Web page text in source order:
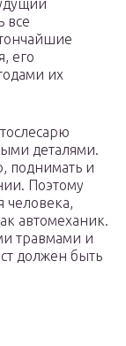
все
его
их
деталями.
поднимать и
Поэтому
человека,
автомеханик.
травмами и
должен быть